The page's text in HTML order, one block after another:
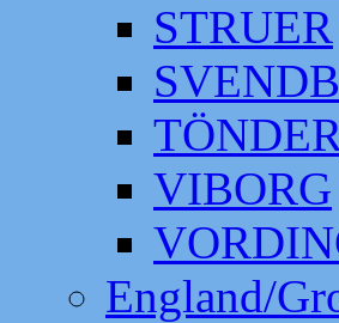
STRUER
VIBORG
England/